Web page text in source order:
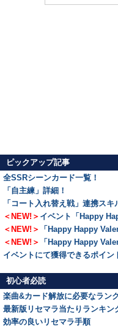
ピックアップ記事
全SSRシーンカード一覧！
「自主練」詳細！
「コート入れ替え戦」連携スキ
＜NEW!＞ イベント「Happy
＜NEW!＞
「Happy Happy
＜NEW!＞
「Happy Happy
イベントにて獲得できるポイン
初心者必読
楽曲&カード解放に必要なラン
最新版リセマラ当たりランキン
効率の良いリセマラ手順